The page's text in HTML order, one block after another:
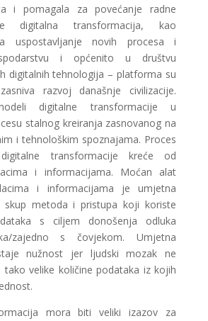
i pomagala za povećanje radne
digitalna transformacija, kao
uspostavljanje novih procesa i
i općenito u društvu
digitalnih tehnologija – platforma su
razvoj današnje civilizacije.
digitalne transformacije u
stalnog kreiranja zasnovanog na
i tehnološkim spoznajama. Proces
transformacije kreće od
i informacijama. Moćan alat
i informacijama je umjetna
skup metoda i pristupa koji koriste
s ciljem donošenja odluka
zajedno s čovjekom. Umjetna
nužnost jer ljudski mozak ne
tako velike količine podataka iz kojih
mora biti veliki izazov za